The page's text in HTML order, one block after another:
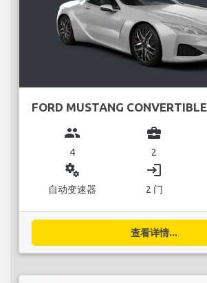
FORD MUSTANG CONVERTIBLE
group
4
business_center
2
miscellaneous_services
自动变速器
login
2 门
查看详情...